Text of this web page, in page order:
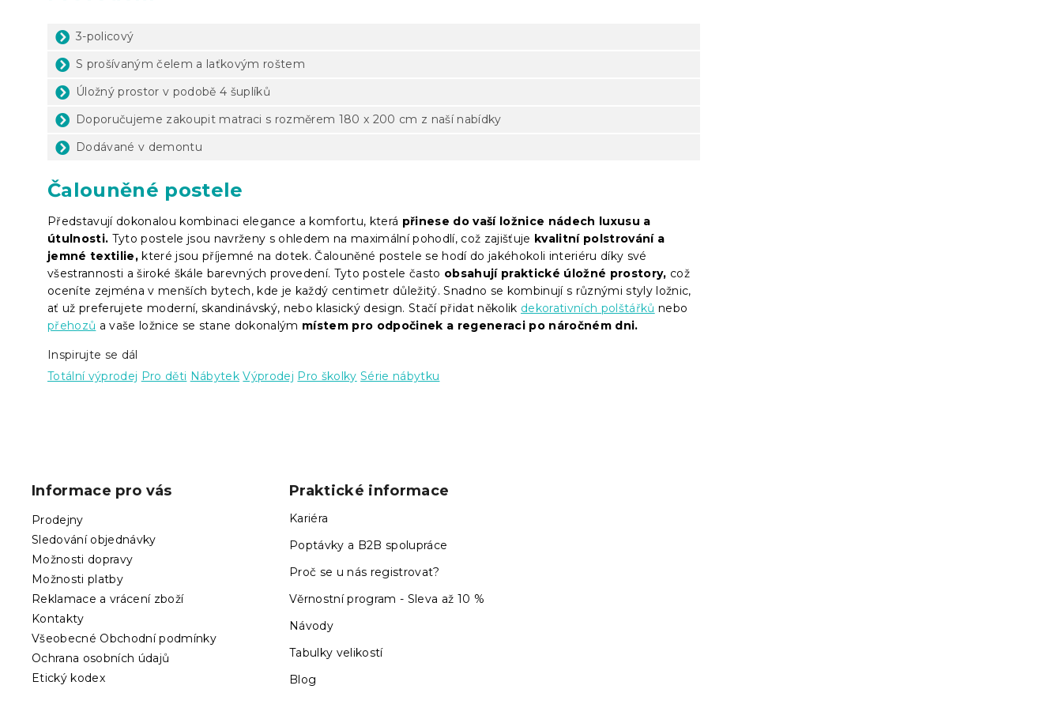
3-policový
S prošívaným čelem a laťkovým roštem
Úložný prostor v podobě 4 šuplíků
Doporučujeme zakoupit matraci s rozměrem 180 x 200 cm z naší nabídky
Dodávané v demontu
Čalouněné postele
Představují dokonalou kombinaci elegance a komfortu, která přinese do vaší ložnice nádech luxusu a
útulnosti. Tyto postele jsou navrženy s ohledem na maximální pohodlí, což zajišťuje kvalitní polstrování a
jemné textilie, které jsou příjemné na dotek. Čalouněné postele se hodí do jakéhokoli interiéru díky své
všestrannosti a široké škále barevných provedení. Tyto postele často obsahují praktické úložné prostory, což
oceníte zejména v menších bytech, kde je každý centimetr důležitý. Snadno se kombinují s různými styly ložnic,
ať už preferujete moderní, skandinávský, nebo klasický design. Stačí přidat několik dekorativních polštářků nebo
přehozů a vaše ložnice se stane dokonalým místem pro odpočinek a regeneraci po náročném dni.
Inspirujte se dál
Totální výprodej Pro děti Nábytek Výprodej Pro školky Série nábytku
Informace pro vás
Prodejny
Sledování objednávky
Možnosti dopravy
Možnosti platby
Reklamace a vrácení zboží
Kontakty
Všeobecné Obchodní podmínky
Ochrana osobních údajů
Etický kodex
Praktické informace
Kariéra
Poptávky a B2B spolupráce
Proč se u nás registrovat?
Věrnostní program - Sleva až 10 %
Návody
Tabulky velikostí
Blog